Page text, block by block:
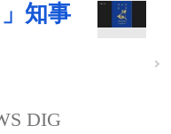
知事
DIG